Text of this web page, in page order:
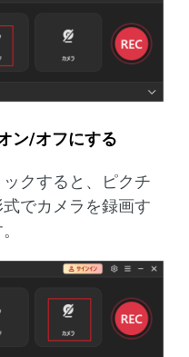
ン/オフにする
クすると、ピクチ
でカメラを録画す